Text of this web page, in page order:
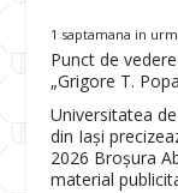
1 saptamana in
Punct de
„Grigore T.
Universitatea
din Iași
2026 Broșura
material